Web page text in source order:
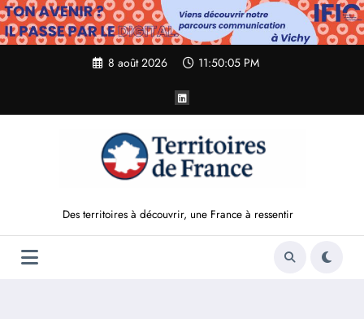
Aller
au
contenu
8 août 2026 11:50:06 PM
Des territoires à découvrir, une France à ressentir